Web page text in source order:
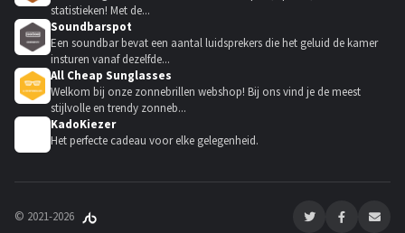
statistieken! Met de...
Soundbarspot
Een soundbar bevat een aantal luidsprekers die het geluid de kamer
insturen vanaf dezelfde...
All Cheap Sunglasses
Welkom bij onze zonnebrillen webshop! Bij ons vind je de meest
stijlvolle en trendy zonneb...
KadoKiezer
Het perfecte cadeau voor elke gelegenheid.
© 2021-2026